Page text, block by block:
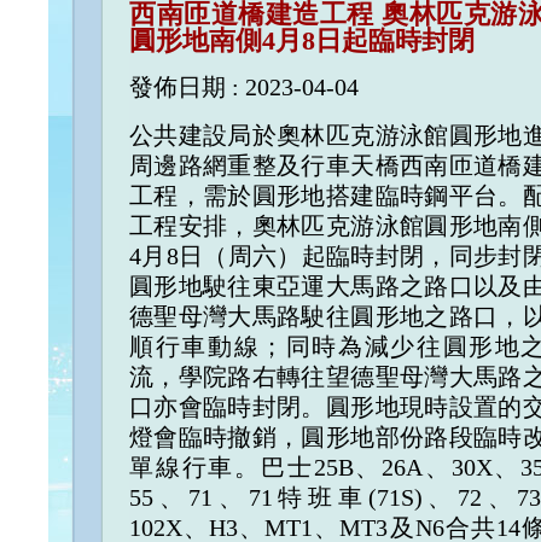
西南匝道橋建造工程 奧林匹克游
圓形地南側4月8日起臨時封閉
發佈日期 : 2023-04-04
公共建設局於奧林匹克游泳館圓形地
周邊路網重整及行車天橋西南匝道橋
工程，需於圓形地搭建臨時鋼平台。
工程安排，奧林匹克游泳館圓形地南
4月8日（周六）起臨時封閉，同步封
圓形地駛往東亞運大馬路之路口以及
德聖母灣大馬路駛往圓形地之路口，
順行車動線；同時為減少往圓形地
流，學院路右轉往望德聖母灣大馬路
口亦會臨時封閉。圓形地現時設置的
燈會臨時撤銷，圓形地部份路段臨時
單線行車。巴士25B、26A、30X、
55、71、71特班車(71S)、72、
102X、H3、MT1、MT3及N6合共14